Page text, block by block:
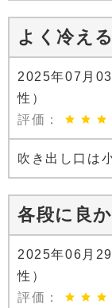
よく冷える
2025年07月
性）
評価：
吹き出し口は
各段に良
2025年06月
性）
評価：